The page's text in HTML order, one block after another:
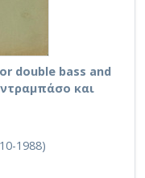
double bass and
και
1988)